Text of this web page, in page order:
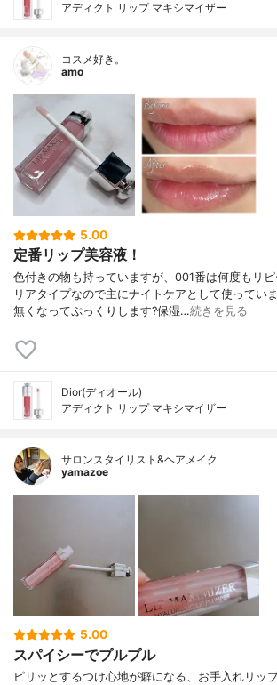
アディクト リップ マキシマイザー
コスメ好き。
amo
5.00
定番リップ美容液！
色付きの物も持っていますが、001番は何度もリピ
リアタイプなので主にナイトケアとして使ってい
無くなってぷっくりします?保湿…続きを見る
Dior(ディオール)
アディクト リップ マキシマイザー
サロンスタイリスト&ヘアメイク
yamazoe
5.00
スパイシーでプルプル
ピリッとするつけ心地が癖になる、お手入れリッ